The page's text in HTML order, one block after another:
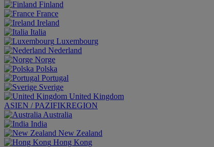
Finland
France
Ireland
Italia
Luxembourg
Nederland
Norge
Polska
Portugal
Sverige
United Kingdom
ASIEN / PAZIFIKREGION
Australia
India
New Zealand
Hong Kong